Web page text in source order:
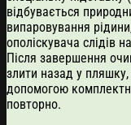
відбувається
випаровування
ополіскувача слідів
Після завершення
злити назад у
допомогою
повторно.